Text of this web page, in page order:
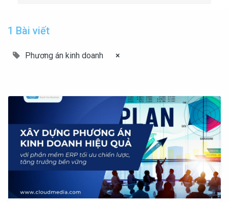
1 Bài viết
Phương án kinh doanh ×